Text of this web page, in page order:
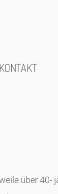
KONTAKT
über 40-